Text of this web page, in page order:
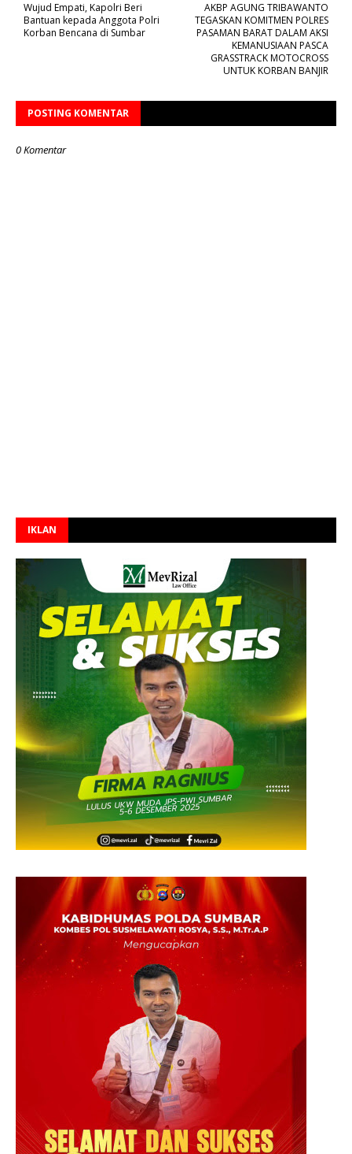
AKBP AGUNG TRIBAWANTO
TEGASKAN KOMITMEN POLRES
PASAMAN BARAT DALAM AKSI
KEMANUSIAAN PASCA
GRASSTRACK MOTOCROSS
UNTUK KORBAN BANJIR
Wujud Empati, Kapolri Beri
Bantuan kepada Anggota Polri
Korban Bencana di Sumbar
POSTING KOMENTAR
0 Komentar
IKLAN